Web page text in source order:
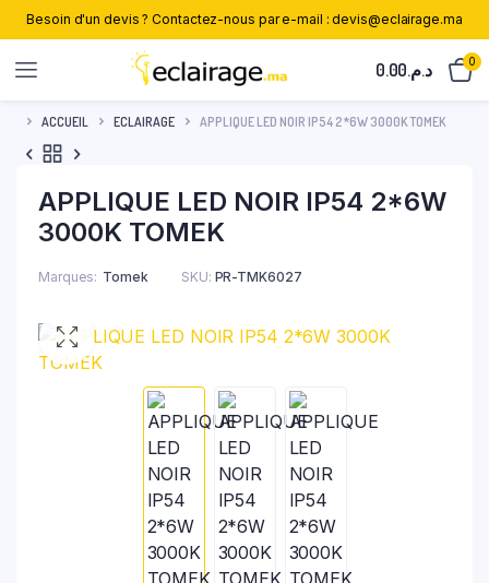
Besoin d'un devis ? Contactez-nous par e-mail : devis@eclairage.ma
د.م.0.00 0
ACCUEIL ECLAIRAGE APPLIQUE LED NOIR IP54 2*6W 3000K TOMEK
APPLIQUE LED NOIR IP54 2*6W
3000K TOMEK
Marques Tomek SKU: PR-TMK6027